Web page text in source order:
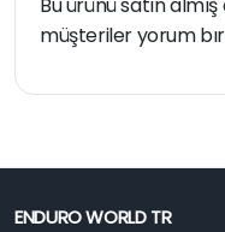
Bu ürünü satın
müşteriler yorum
ENDURO WORLD TR